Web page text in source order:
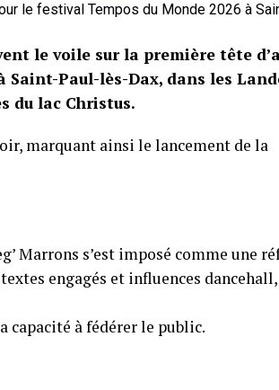
le festival Tempos du Monde 2026 à
le voile sur la première tête
Saint-Paul-lès-Dax, dans les
du lac Christus.
marquant ainsi le lancement de la
Marrons s’est imposé comme une
engagés et influences dancehall,
capacité à fédérer le public.